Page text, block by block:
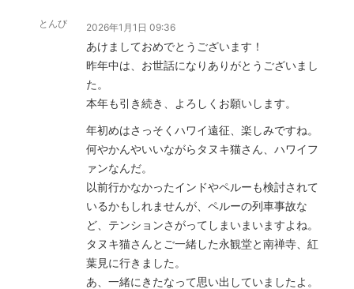
とんび 2026年1月1日 09:36
あけましておめでとうございます！
昨年中は、お世話になりありがとうございまし
た。
本年も引き続き、よろしくお願いします。
年初めはさっそくハワイ遠征、楽しみですね。
何やかんやいいながらタヌキ猫さん、ハワイフ
ァンなんだ。
以前行かなかったインドやペルーも検討されて
いるかもしれませんが、ペルーの列車事故な
ど、テンションさがってしまいまいますよね。
タヌキ猫さんとご一緒した永観堂と南禅寺、紅
葉見に行きました。
あ、一緒にきたなって思い出していましたよ。